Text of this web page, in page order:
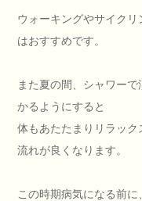
ウォーキングやサイク
はおすすめです。
また夏の間、シャワー
かるようにすると
体もあたたまりリラッ
流れが良くなります。
この時期病気になる前に